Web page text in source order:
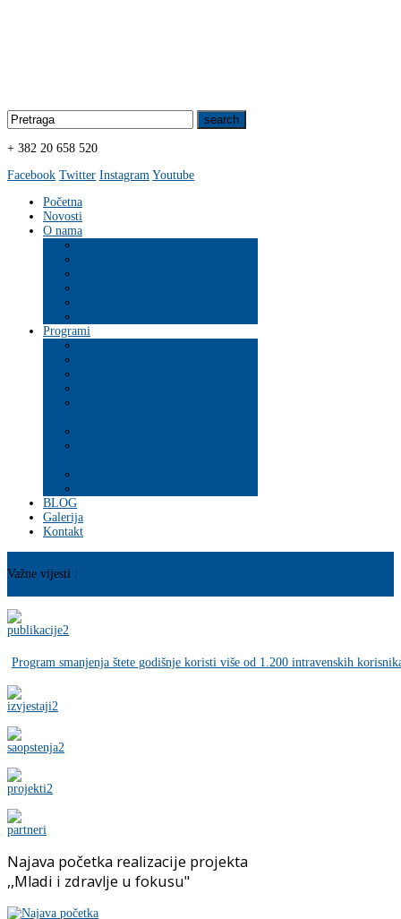
+ 382 20 658 520
Facebook Twitter Instagram Youtube
Početna
Novosti
O nama
Programi
BLOG
Galerija
Kontakt
Važne vijesti :
Program smanjenja štete godišnje koristi više od 1.200 intravenskih
Najava početka realizacije projekta
,,Mladi i zdravlje u fokusu"